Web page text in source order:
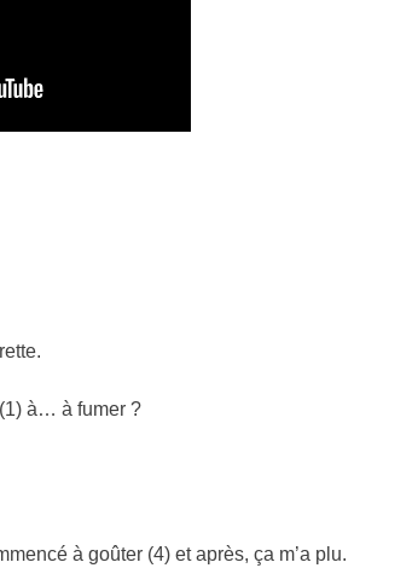
à… à fumer ?
à goûter (4) et après, ça m’a plu.